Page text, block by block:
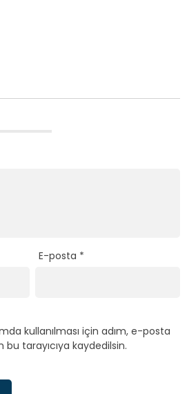
E-posta *
kullanılması için adım, e-posta
tarayıcıya kaydedilsin.